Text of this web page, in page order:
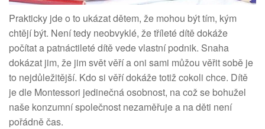
Prakticky jde o to ukázat dětem, že mohou být tím, kým
chtějí být. Není tedy neobvyklé, že tříleté dítě dokáže
počítat a patnáctileté dítě vede vlastní podnik. Snaha
dokázat jim, že jim svět věří a oni sami můžou věřit sobě je
to nejdůležitější. Kdo si věří dokáže totiž cokoli chce. Dítě
je dle Montessori jedinečná osobnost, na což se bohužel
naše konzumní společnost nezaměřuje a na děti není
pořádně čas.